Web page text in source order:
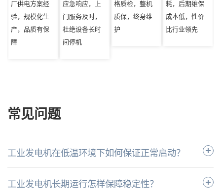
厂供电方案经
验，规模化生
产，品质有保
障
应急响应，上
门服务及时，
杜绝设备长时
间停机
格质检，整机
质保，终身维
护
耗，后期维保
成本低，性价
比行业领先
常见问题
工业发电机在低温环境下如何保证正常启动？‌
工业发电机长期运行怎样保障稳定性？